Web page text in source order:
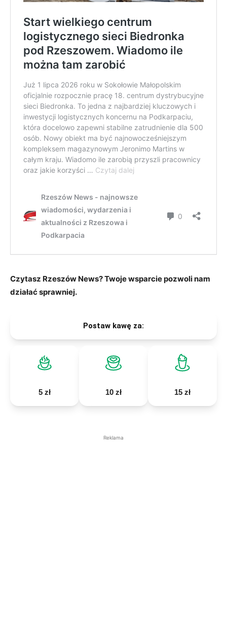
Czytasz Rzeszów News? Twoje wsparcie pozwoli nam
działać sprawniej.
Postaw kawę za:
5 zł 10 zł 15 zł
Reklama